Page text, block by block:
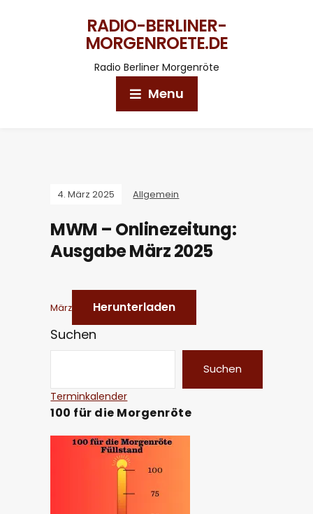
RADIO-BERLINER-
MORGENROETE.DE
Radio Berliner Morgenröte
Menu
4. März 2025 Allgemein
MWM – Onlinezeitung:
Ausgabe März 2025
März Herunterladen
Suchen
Suchen
Terminkalender
100 für die Morgenröte